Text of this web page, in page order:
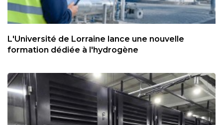
L'Université de Lorraine lance une nouvelle
formation dédiée à l'hydrogène